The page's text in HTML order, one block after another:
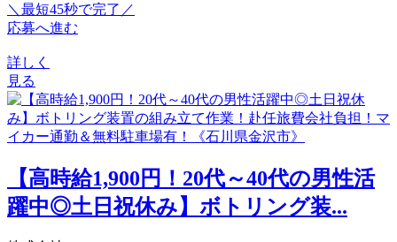
＼最短45秒で完了／
応募へ進む
詳しく
見る
【高時給1,900円！20代～40代の男性活
躍中◎土日祝休み】ボトリング装...